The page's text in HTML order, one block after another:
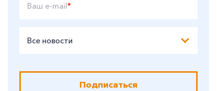
Ваш e-mail*
Все новости
Подписаться